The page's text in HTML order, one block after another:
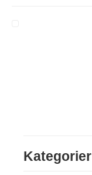
Kategorier